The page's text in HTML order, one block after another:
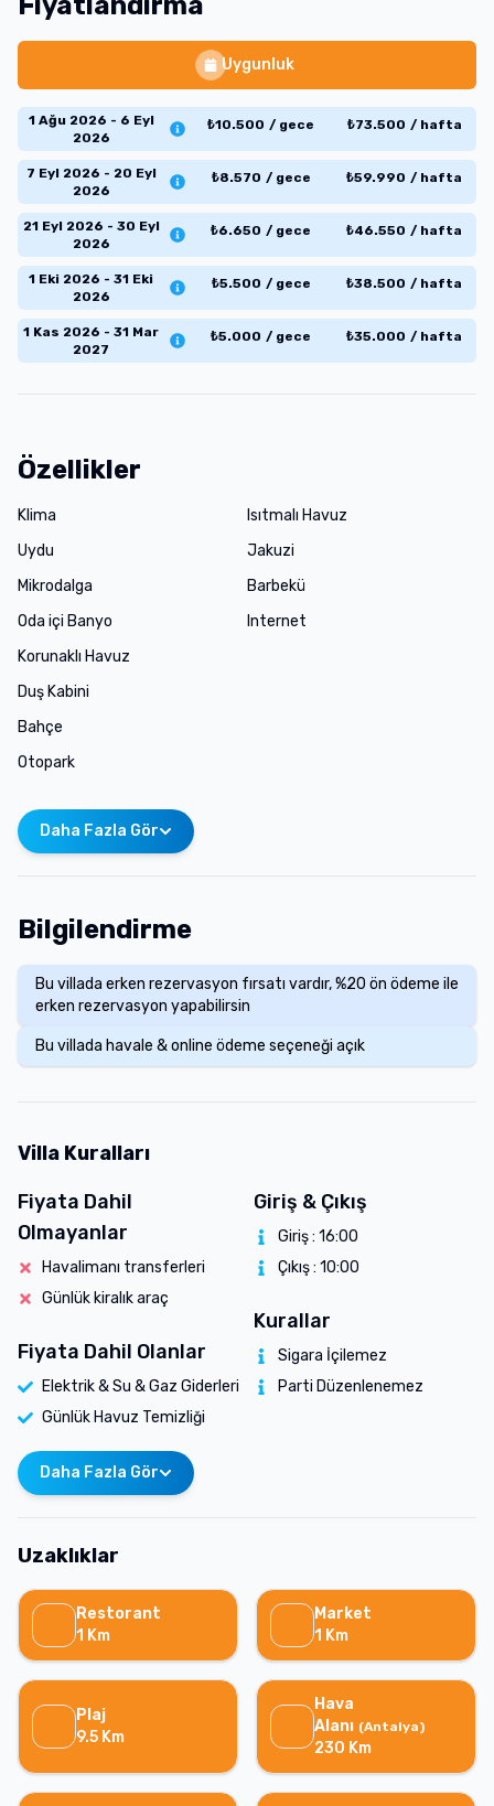
Uygunluk
1 Ağu 2026 - 6 Eyl
2026
₺10.500 / gece ₺73.500 / hafta
7 Eyl 2026 - 20 Eyl
2026
₺8.570 / gece ₺59.990 / hafta
21 Eyl 2026 - 30 Eyl
2026
₺6.650 / gece ₺46.550 / hafta
1 Eki 2026 - 31 Eki
2026
₺5.500 / gece ₺38.500 / hafta
1 Kas 2026 - 31 Mar
2027
₺5.000 / gece ₺35.000 / hafta
Özellikler
Klima
Uydu
Mikrodalga
Oda içi Banyo
Isıtmalı Havuz
Jakuzi
Barbekü
Internet
Korunaklı Havuz
Duş Kabini
Bahçe
Otopark
Daha Fazla Gör
Bilgilendirme
Bu villada erken rezervasyon fırsatı vardır, %20 ön ödeme ile
erken rezervasyon yapabilirsin
Bu villada havale & online ödeme seçeneği açık
Villa Kuralları
Fiyata Dahil
Olmayanlar
Havalimanı transferleri
Günlük kiralık araç
Fiyata Dahil Olanlar
Elektrik & Su & Gaz Giderleri
Günlük Havuz Temizliği
Giriş & Çıkış
Giriş : 16:00
Çıkış : 10:00
Kurallar
Sigara İçilemez
Parti Düzenlenemez
Daha Fazla Gör
Uzaklıklar
Restorant
1 Km
Market
1 Km
Plaj
9.5 Km
Hava
Alanı (Antalya)
230 Km